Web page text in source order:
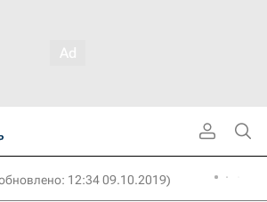
12:34 09.10.2019)